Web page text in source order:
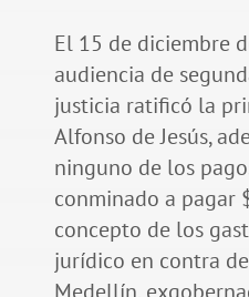
El 15 de diciembre
audiencia de
justicia ratificó la
Alfonso de Jesús,
ninguno de los
conminado a pagar
concepto de los
jurídico en contra
Medellín,